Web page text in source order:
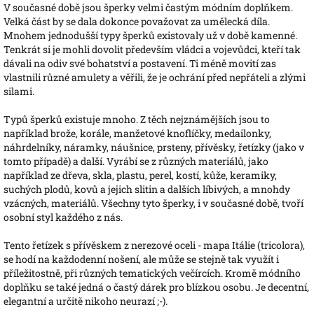
V současné době jsou šperky velmi častým módním doplňkem.
Velká část by se dala dokonce považovat za umělecká díla.
Mnohem jednodušší typy šperků existovaly už v době kamenné.
Tenkrát si je mohli dovolit především vládci a vojevůdci, kteří tak
dávali na odiv své bohatství a postavení. Ti méně movití zas
vlastnili různé amulety a věřili, že je ochrání před nepřáteli a zlými
silami.
Typů šperků existuje mnoho. Z těch nejznámějších jsou to
například brože, korále, manžetové knoflíčky, medailonky,
náhrdelníky, náramky, náušnice, prsteny, přívěsky, řetízky (jako v
tomto případě) a další. Vyrábí se z různých materiálů, jako
například ze dřeva, skla, plastu, perel, kostí, kůže, keramiky,
suchých plodů, kovů a jejich slitin a dalších líbivých, a mnohdy
vzácných, materiálů. Všechny tyto šperky, i v současné době, tvoří
osobní styl každého z nás.
Tento řetízek s přívěskem z nerezové oceli - mapa Itálie (tricolora),
se hodí na každodenní nošení, ale může se stejně tak využít i
příležitostně, při různých tematických večírcích. Kromě módního
doplňku se také jedná o častý dárek pro blízkou osobu. Je decentní,
elegantní a určitě nikoho neurazí ;-).